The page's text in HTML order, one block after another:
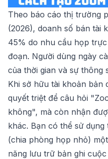
Theo báo cáo thị trường
(2026), doanh số bán tài
45% do nhu cầu họp
đoạn. Người dùng ngày
của thời gian và sự thông
Khi sở hữu tài khoản bản
quyết triệt để câu hỏi
không", mà còn nhận
khác. Bạn có thể sử
(chia phòng họp nhỏ)
năng lưu trữ bản ghi